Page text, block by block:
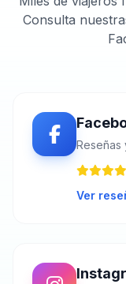
Consulta
Reseñas
Ver